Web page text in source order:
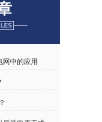
网中的应用